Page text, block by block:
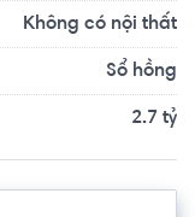
Không có nội thất
Sổ hồng
2.7 tỷ